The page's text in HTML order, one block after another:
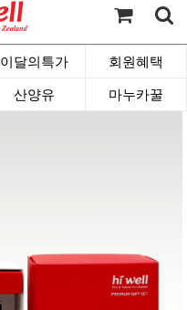
이달의특가 회원혜택
산양유 마누카꿀